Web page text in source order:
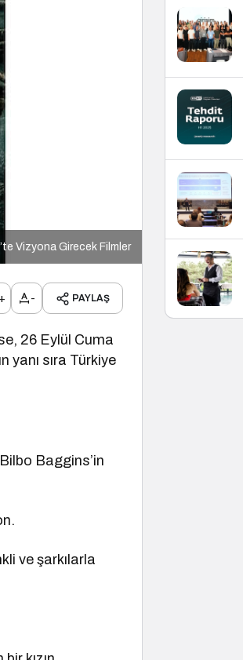
Vizyona Girecek Filmler
+ - PAYLAŞ
26 Eylül Cuma
yanı sıra Türkiye
Baggins’in
ve şarkılarla